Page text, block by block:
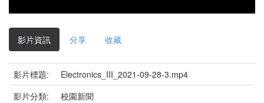
影片資訊 分享 收藏
影片標題:
Electronics_III_2021-09-28-3.mp4
影片分類:
校園新聞